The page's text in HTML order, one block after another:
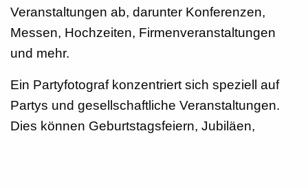
Veranstaltungen ab, darunter Konferenzen,
Messen, Hochzeiten, Firmenveranstaltungen
und mehr.
Ein Partyfotograf konzentriert sich speziell auf
Partys und gesellschaftliche Veranstaltungen.
Dies können Geburtstagsfeiern, Jubiläen,